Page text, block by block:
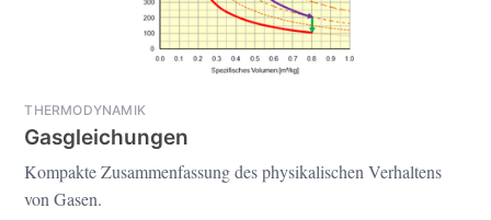
THERMODYNAMIK
Gasgleichungen
Kompakte Zusammenfassung des physikalischen Verhaltens
von Gasen.